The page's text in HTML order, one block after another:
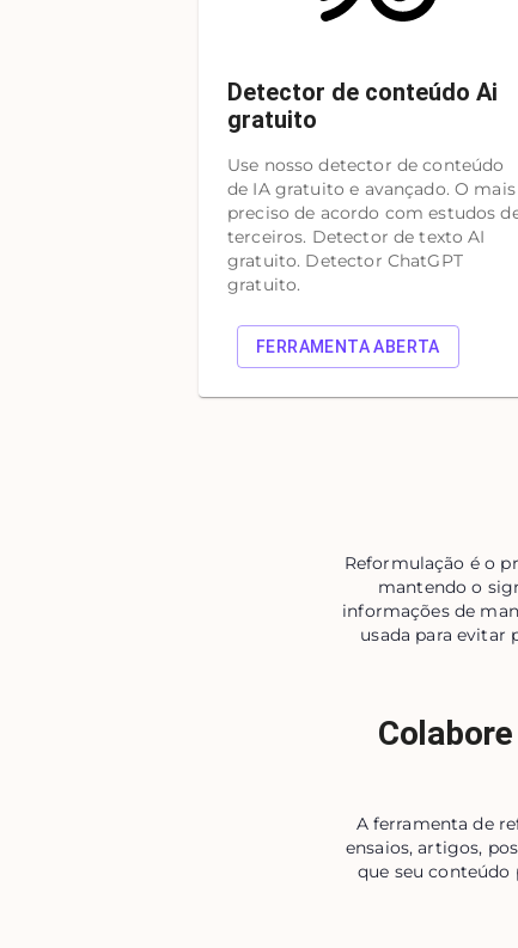
Detector de conteúdo Ai
gratuito
Use nosso detector de conteúdo
de IA gratuito e avançado. O mais
preciso de acordo com estudos
terceiros. Detector de texto AI
gratuito. Detector ChatGPT
gratuito.
FERRAMENTA ABERTA
Reformulação é o
mantendo o
informações de
usada para evitar
A ferramenta de
ensaios, artigos,
que seu conteúdo